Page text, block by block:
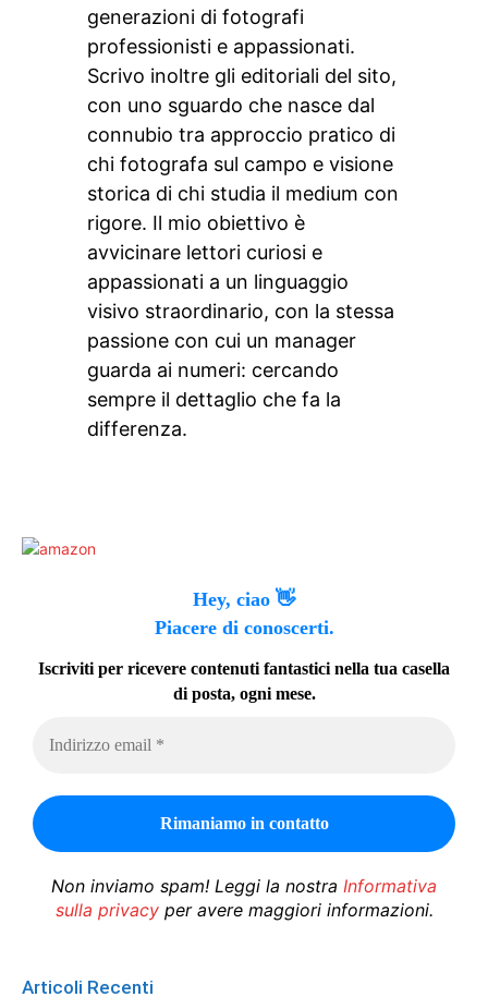
generazioni di fotografi
professionisti e appassionati.
Scrivo inoltre gli editoriali del sito,
con uno sguardo che nasce dal
connubio tra approccio pratico di
chi fotografa sul campo e visione
storica di chi studia il medium con
rigore. Il mio obiettivo è
avvicinare lettori curiosi e
appassionati a un linguaggio
visivo straordinario, con la stessa
passione con cui un manager
guarda ai numeri: cercando
sempre il dettaglio che fa la
differenza.
Hey, ciao 👋
Piacere di conoscerti.
Iscriviti per ricevere contenuti fantastici nella tua casella
di posta, ogni mese.
Non inviamo spam! Leggi la nostra Informativa
sulla privacyper avere maggiori informazioni.
Articoli Recenti